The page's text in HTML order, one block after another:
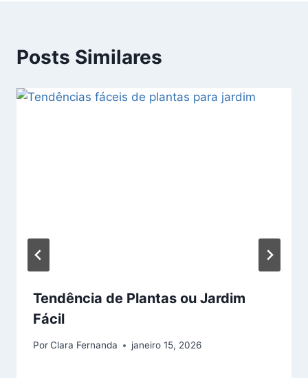
Posts Similares
Tendência de Plantas ou Jardim
Fácil
PorClara Fernanda janeiro 15, 2026